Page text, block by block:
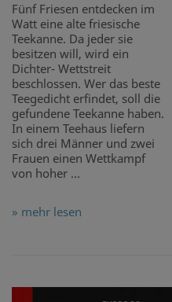
Fünf Friesen entdecken im
Watt eine alte friesische
Teekanne. Da jeder sie
besitzen will, wird ein
Dichter- Wettstreit
beschlossen. Wer das beste
Teegedicht erfindet, soll die
gefundene Teekanne haben.
In einem Teehaus liefern
sich drei Männer und zwei
Frauen einen Wettkampf
von hoher ...
» mehr lesen